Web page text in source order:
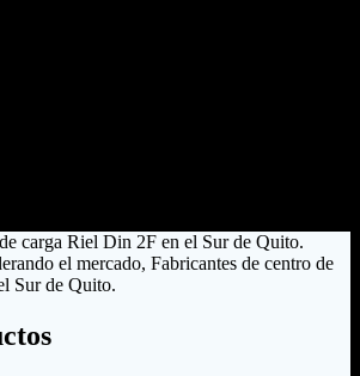
carga Riel Din 2F en el Sur de Quito.
el mercado, Fabricantes de centro de
Sur de Quito.